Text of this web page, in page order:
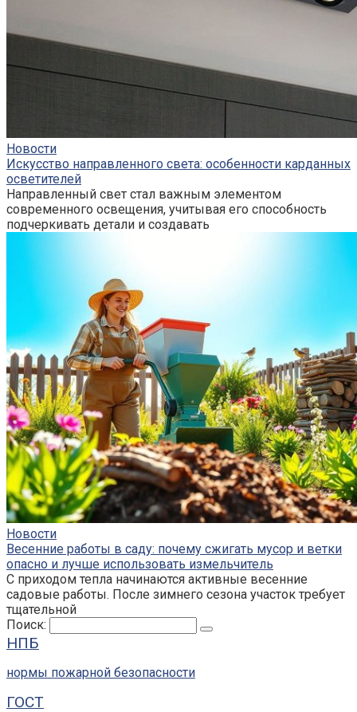
Новости
Искусство направленного света: особенности карданных
осветителей
Направленный свет стал важным элементом
современного освещения, учитывая его способность
подчеркивать детали и создавать
Новости
Весенние работы в саду: почему сжигать мусор и ветки
опасно и лучше использовать измельчитель
С приходом тепла начинаются активные весенние
садовые работы. После зимнего сезона участок требует
тщательной
Поиск:
НПБ
нормы пожарной безопасности
ГОСТ